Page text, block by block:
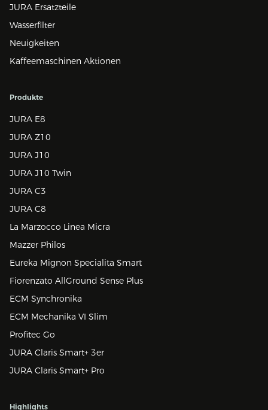
JURA Ersatzteile
Wasserfilter
Neuigkeiten
Kaffeemaschinen Aktionen
Produkte
JURA E8
JURA Z10
JURA J10
JURA J10 Twin
JURA C3
JURA C8
La Marzocco Linea Micra
Mazzer Philos
Eureka Mignon Specialita Smart
Fiorenzato AllGround Sense Plus
ECM Synchronika
ECM Mechanika VI Slim
Profitec Go
JURA Claris Smart+ 3er
JURA Claris Smart+ Pro
Highlights